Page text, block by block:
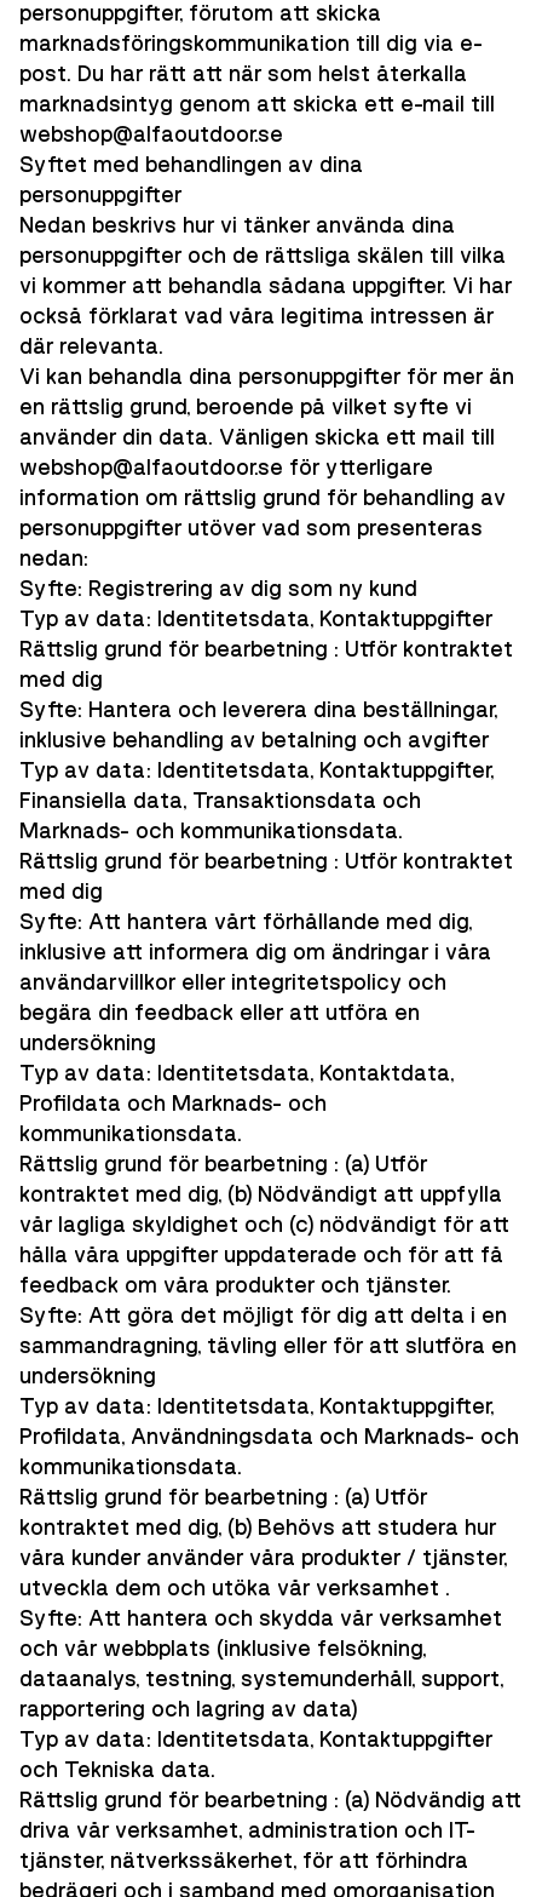
personuppgifter, förutom att skicka
marknadsföringskommunikation till dig via e-
post. Du har rätt att när som helst återkalla
marknadsintyg genom att skicka ett e-mail till
webshop@alfaoutdoor.se
Syftet med behandlingen av dina
personuppgifter
Nedan beskrivs hur vi tänker använda dina
personuppgifter och de rättsliga skälen till vilka
vi kommer att behandla sådana uppgifter. Vi har
också förklarat vad våra legitima intressen är
där relevanta.
Vi kan behandla dina personuppgifter för mer än
en rättslig grund, beroende på vilket syfte vi
använder din data. Vänligen skicka ett mail till
webshop@alfaoutdoor.se för ytterligare
information om rättslig grund för behandling av
personuppgifter utöver vad som presenteras
nedan:
Syfte: Registrering av dig som ny kund
Typ av data: Identitetsdata, Kontaktuppgifter
Rättslig grund för bearbetning : Utför kontraktet
med dig
Syfte: Hantera och leverera dina beställningar,
inklusive behandling av betalning och avgifter
Typ av data: Identitetsdata, Kontaktuppgifter,
Finansiella data, Transaktionsdata och
Marknads- och kommunikationsdata.
Rättslig grund för bearbetning : Utför kontraktet
med dig
Syfte: Att hantera vårt förhållande med dig,
inklusive att informera dig om ändringar i våra
användarvillkor eller integritetspolicy och
begära din feedback eller att utföra en
undersökning
Typ av data: Identitetsdata, Kontaktdata,
Profildata och Marknads- och
kommunikationsdata.
Rättslig grund för bearbetning : (a) Utför
kontraktet med dig, (b) Nödvändigt att uppfylla
vår lagliga skyldighet och (c) nödvändigt för att
hålla våra uppgifter uppdaterade och för att få
feedback om våra produkter och tjänster.
Syfte: Att göra det möjligt för dig att delta i en
sammandragning, tävling eller för att slutföra en
undersökning
Typ av data: Identitetsdata, Kontaktuppgifter,
Profildata, Användningsdata och Marknads- och
kommunikationsdata.
Rättslig grund för bearbetning : (a) Utför
kontraktet med dig, (b) Behövs att studera hur
våra kunder använder våra produkter / tjänster,
utveckla dem och utöka vår verksamhet .
Syfte: Att hantera och skydda vår verksamhet
och vår webbplats (inklusive felsökning,
dataanalys, testning, systemunderhåll, support,
rapportering och lagring av data)
Typ av data: Identitetsdata, Kontaktuppgifter
och Tekniska data.
Rättslig grund för bearbetning : (a) Nödvändig att
driva vår verksamhet, administration och IT-
tjänster, nätverkssäkerhet, för att förhindra
bedrägeri och i samband med omorganisation